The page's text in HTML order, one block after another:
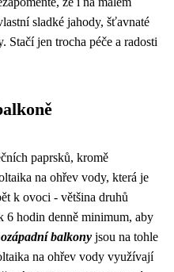
sladké jahody, šťavnaté
jen trocha péče a radosti
paprsků, kromě
na ohřev vody, která je
k ovoci - většina druhů
6 hodin denně minimum, aby
balkony jsou na tohle
na ohřev vody využívají